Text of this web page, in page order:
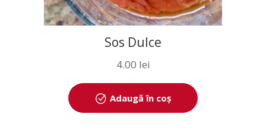
Sos Dulce
4.00 lei
Adaugă în coș